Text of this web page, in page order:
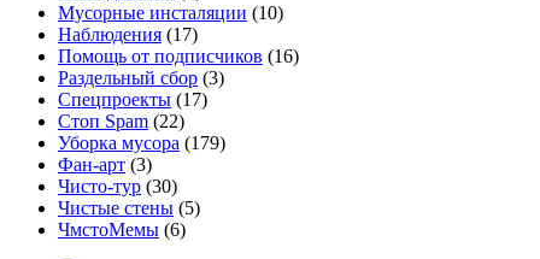
Мусорные инсталяции (10)
Наблюдения (17)
Помощь от подписчиков (16)
Раздельный сбор (3)
Спецпроекты (17)
Стоп Spam (22)
Уборка мусора (179)
Фан-арт (3)
Чисто-тур (30)
Чистые стены (5)
ЧмстоМемы (6)